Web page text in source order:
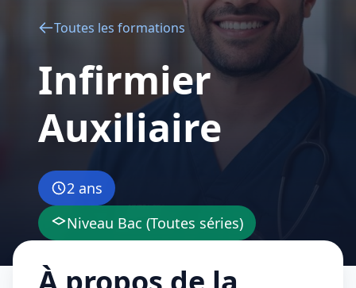
Toutes les formations
Infirmier
Auxiliaire
2 ans
Niveau Bac (Toutes séries)